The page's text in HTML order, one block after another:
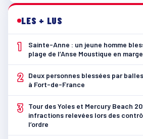
LES + LUS
1
Sainte-Anne : un jeune homme
plage de l’Anse Moustique en
2
Deux personnes blessées par
à Fort-de-France
3
Tour des Yoles et Mercury Beach
infractions relevées lors des
l’ordre